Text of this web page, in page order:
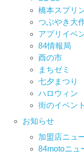
橋本スプリ
つぶやき大
アプリイベ
84情報局
酉の市
まちゼミ
七⼣まつり
ハロウィン
街のイベント
お知らせ
加盟店ニュ
84motoニュ